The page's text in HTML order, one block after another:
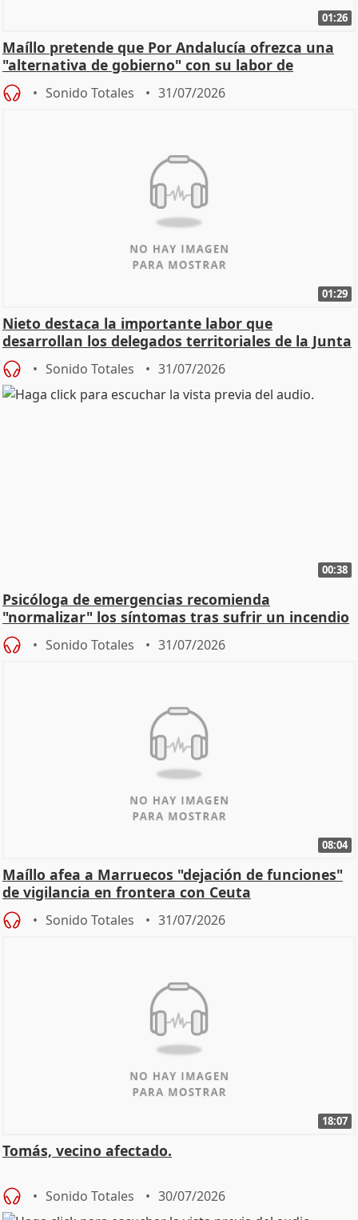
01:26
Maíllo pretende que Por Andalucía ofrezca una
"alternativa de gobierno" con su labor de
oposición
Sonido Totales 31/07/2026
01:29
Nieto destaca la importante labor que
desarrollan los delegados territoriales de la Junta
Sonido Totales 31/07/2026
00:38
Psicóloga de emergencias recomienda
"normalizar" los síntomas tras sufrir un incendio
Sonido Totales 31/07/2026
08:04
Maíllo afea a Marruecos "dejación de funciones"
de vigilancia en frontera con Ceuta
Sonido Totales 31/07/2026
18:07
Tomás, vecino afectado.
Sonido Totales 30/07/2026